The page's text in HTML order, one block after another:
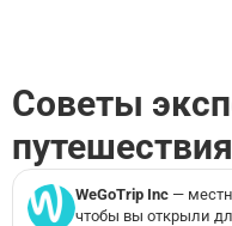
Советы
WeGoTrip Inc —
чтобы вы открыли